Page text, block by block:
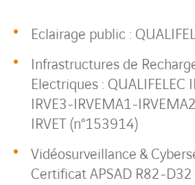
Eclairage public :
Infrastructures de
Electriques : QUALIFELEC
IRVE3-IRVEMA1-
IRVET (n°153914)
Vidéosurveillance &
Certificat APSAD R82-D32